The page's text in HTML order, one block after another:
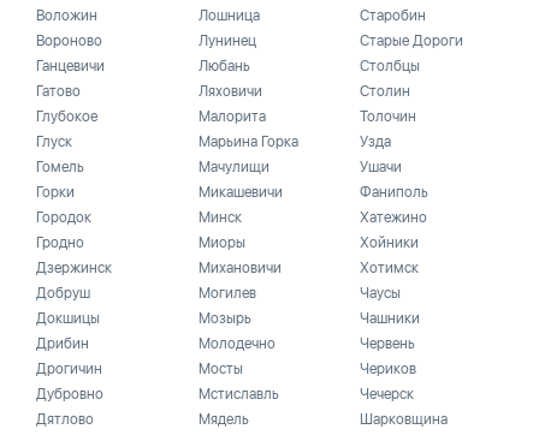
Воложин
Вороново
Ганцевичи
Гатово
Глубокое
Глуск
Гомель
Горки
Городок
Гродно
Дзержинск
Добруш
Докшицы
Дрибин
Дрогичин
Дубровно
Дятлово
Лошница
Лунинец
Любань
Ляховичи
Малорита
Марьина Горка
Мачулищи
Микашевичи
Минск
Миоры
Михановичи
Могилев
Мозырь
Молодечно
Мосты
Мстиславль
Мядель
Старобин
Старые Дороги
Столбцы
Столин
Толочин
Узда
Ушачи
Фаниполь
Хатежино
Хойники
Хотимск
Чаусы
Чашники
Червень
Чериков
Чечерск
Шарковщина